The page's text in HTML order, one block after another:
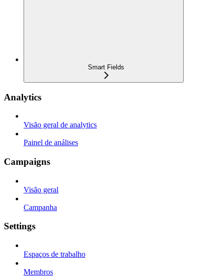
Smart Fields
Analytics
Visão geral de analytics
Painel de análises
Campaigns
Visão geral
Campanha
Settings
Espaços de trabalho
Membros